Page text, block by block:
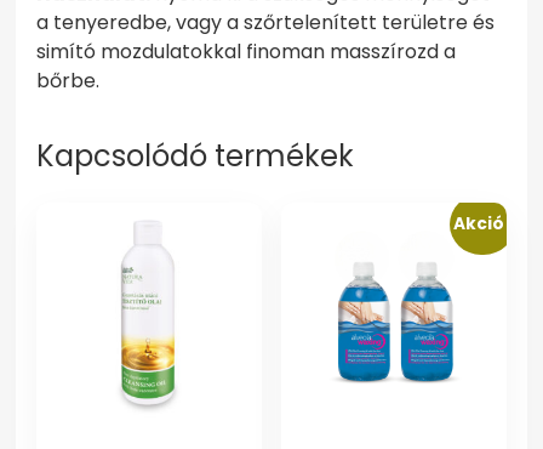
a tenyeredbe, vagy a szőrtelenített területre és
simító mozdulatokkal finoman masszírozd a
bőrbe.
Kapcsolódó termékek
Akció!